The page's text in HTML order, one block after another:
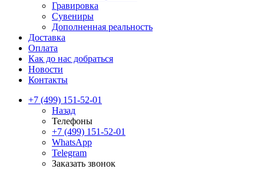
Гравировка
Сувениры
Дополненная реальность
Доставка
Оплата
Как до нас добраться
Новости
Контакты
+7 (499) 151-52-01
Назад
Телефоны
+7 (499) 151-52-01
WhatsApp
Telegram
Заказать звонок